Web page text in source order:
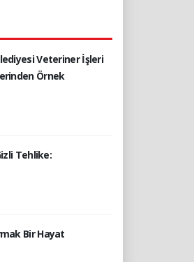
Veteriner İşleri
Örnek
Tehlike:
Bir Hayat